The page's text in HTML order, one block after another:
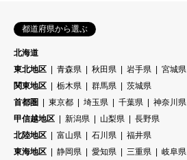
都道府県から選ぶ
北海道
東北地区
青森県 秋田県 岩手県 宮城県
関東地区
栃木県 群馬県
茨城県
首都圏
東京都 埼玉県 千葉県
神奈川県
甲信越地区
新潟県 山梨県
長野県
北陸地区
富山県 石川県
福井県
東海地区
静岡県 愛知県 三重県
岐阜県